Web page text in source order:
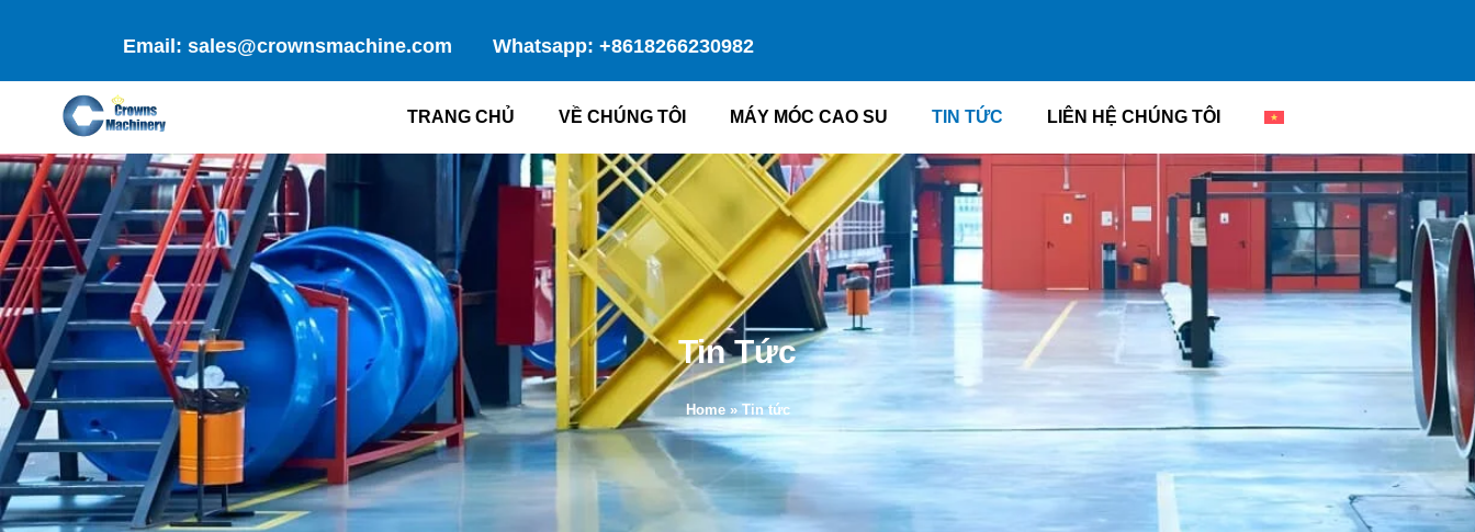
Email: sales@crownsmachine.com Whatsapp: +8618266230982
TRANG CHỦ VỀ CHÚNG TÔI MÁY MÓC CAO SU TIN TỨC LIÊN HỆ CHÚNG TÔI
Tin Tức
Home» Tin tức